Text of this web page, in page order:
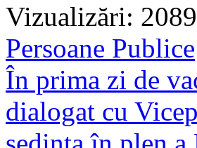
Vizualizări:
Persoane Publice
În prima zi de
dialogat cu